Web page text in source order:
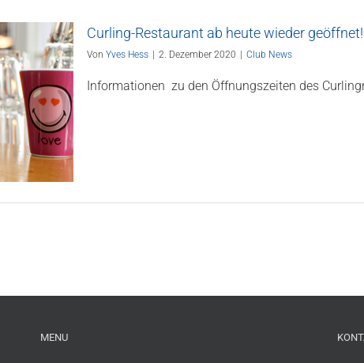
Curling-Restaurant ab heute wieder geöffnet!
Von Yves Hess 2. Dezember 2020 Club News
Informationen zu den Öffnungszeiten des
MENU